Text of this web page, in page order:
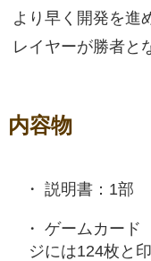
より早く開発を進
レイヤーが勝者と
内容物
説明書：1部
ゲームカード
ジには124枚と